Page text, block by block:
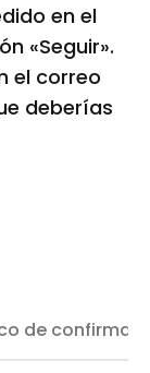
en el
«Seguir».
el correo
deberías